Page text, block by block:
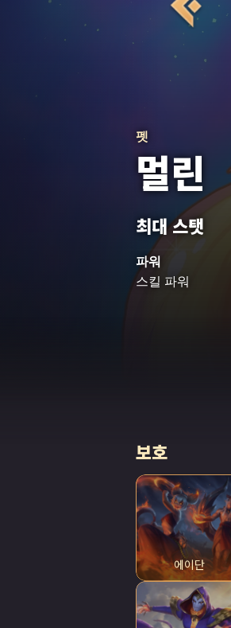
펫
멀린
최대 스탯
파워
스킬 파워
보호
에이단